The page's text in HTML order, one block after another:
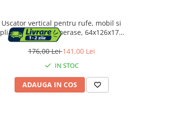
Uscator vertical pentru rufe, mobil si
pliabil, cu doua umerase, 64x126x172
cm, sarcina 35kg
176,00 Lei141,00 Lei
IN STOC
ADAUGA IN COS